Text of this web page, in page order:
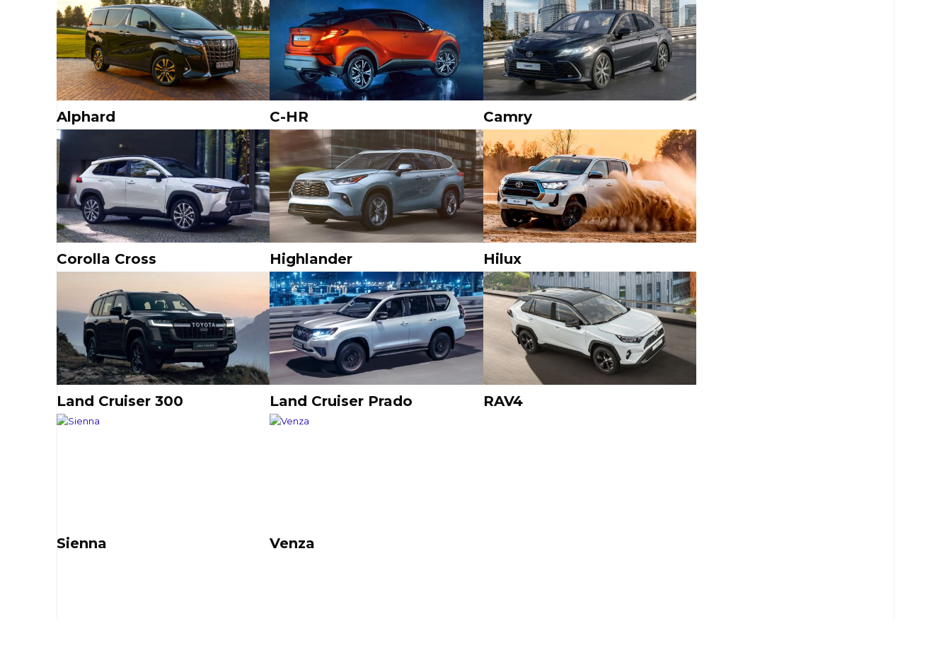
Alphard C-HR Camry
Corolla Cross Highlander Hilux
Land Cruiser 300 Land Cruiser Prado RAV4
Sienna Venza